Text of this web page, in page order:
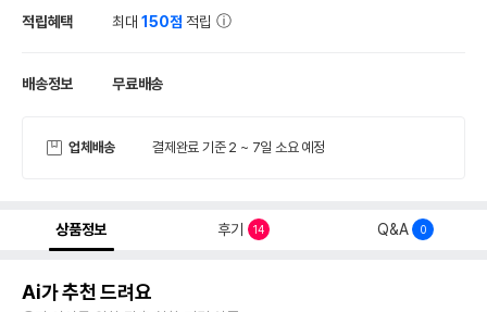
적립혜택 최대150점 적립
배송정보 무료배송
업체배송 결제완료 기준 2 ~ 7일 소요 예정
상품정보 후기 14 Q&A 0
Ai가 추천 드려요